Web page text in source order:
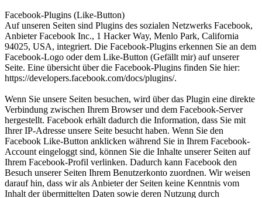
Facebook-Plugins (Like-Button)
Auf unseren Seiten sind Plugins des sozialen Netzwerks Facebook,
Anbieter Facebook Inc., 1 Hacker Way, Menlo Park, California
94025, USA, integriert. Die Facebook-Plugins erkennen Sie an dem
Facebook-Logo oder dem Like-Button (Gefällt mir) auf unserer
Seite. Eine übersicht über die Facebook-Plugins finden Sie hier:
https://developers.facebook.com/docs/plugins/.
Wenn Sie unsere Seiten besuchen, wird über das Plugin eine direkte
Verbindung zwischen Ihrem Browser und dem Facebook-Server
hergestellt. Facebook erhält dadurch die Information, dass Sie mit
Ihrer IP-Adresse unsere Seite besucht haben. Wenn Sie den
Facebook Like-Button anklicken während Sie in Ihrem Facebook-
Account eingeloggt sind, können Sie die Inhalte unserer Seiten auf
Ihrem Facebook-Profil verlinken. Dadurch kann Facebook den
Besuch unserer Seiten Ihrem Benutzerkonto zuordnen. Wir weisen
darauf hin, dass wir als Anbieter der Seiten keine Kenntnis vom
Inhalt der übermittelten Daten sowie deren Nutzung durch